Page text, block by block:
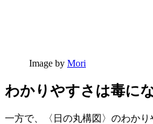
Image by Mori
わかりやすさは毒に
一方で、〈日の丸構図〉のわか